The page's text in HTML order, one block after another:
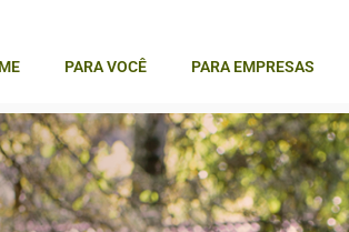
PARA VOCÊ PARA EMPRESAS